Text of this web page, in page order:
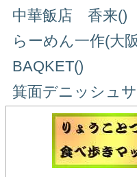
中華飯店 香来()
らーめん一作(大
BAQKET()
箕面デニッシュ